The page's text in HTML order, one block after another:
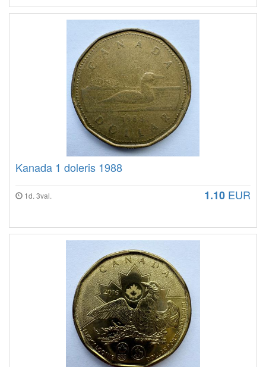
Kanada 1 doleris 1988
1d. 3val. 1.10 EUR